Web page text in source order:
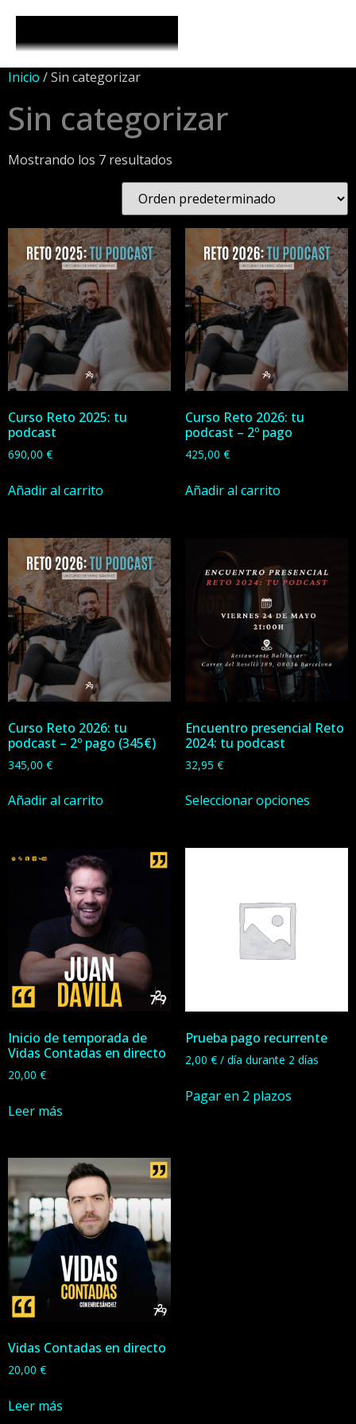
Inicio / Sin categorizar
Sin categorizar
Mostrando los 7 resultados
Curso Reto 2025: tu
podcast
690,00 €
Añadir al carrito
Curso Reto 2026: tu
podcast – 2º pago
425,00 €
Añadir al carrito
Curso Reto 2026: tu
podcast – 2º pago (345€)
345,00 €
Añadir al carrito
Encuentro presencial Reto
2024: tu podcast
32,95 €
Seleccionar opciones
Inicio de temporada de
Vidas Contadas en directo
20,00 €
Leer más
Prueba pago recurrente
2,00 € / día durante 2 días
Pagar en 2 plazos
Vidas Contadas en directo
20,00 €
Leer más